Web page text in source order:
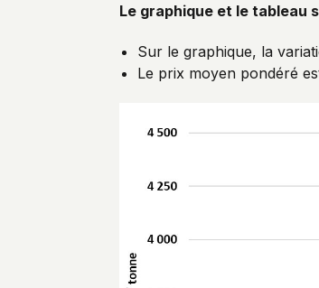
Le graphique et le tableau
Sur le graphique, la
Le prix moyen pondéré